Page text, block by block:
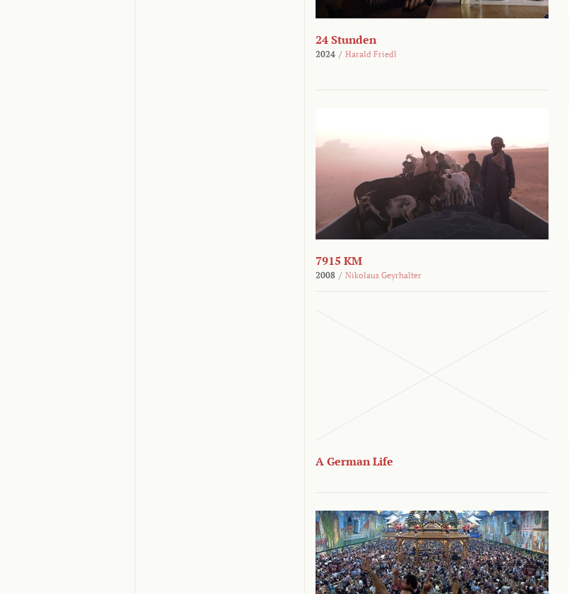
24 Stunden
2024 / Harald Friedl
7915 KM
2008 / Nikolaus Geyrhalter
A German Life